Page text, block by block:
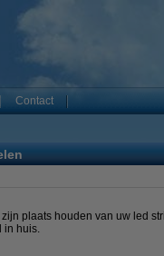
Contact
plaats houden van uw led
in huis.